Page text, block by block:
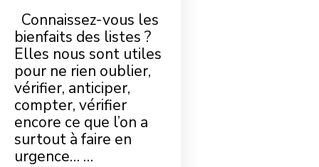
Connaissez-vous les
bienfaits des listes ?
Elles nous sont utiles
pour ne rien oublier,
vérifier, anticiper,
compter, vérifier
encore ce que l’on a
surtout à faire en
urgence… …